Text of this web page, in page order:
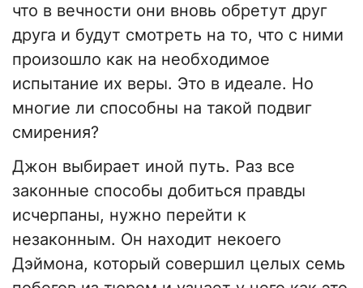
что в вечности они вновь обретут друг
друга и будут смотреть на то, что с ними
произошло как на необходимое
испытание их веры. Это в идеале. Но
многие ли способны на такой подвиг
смирения?
Джон выбирает иной путь. Раз все
законные способы добиться правды
исчерпаны, нужно перейти к
незаконным. Он находит некоего
Дэймона, который совершил целых семь